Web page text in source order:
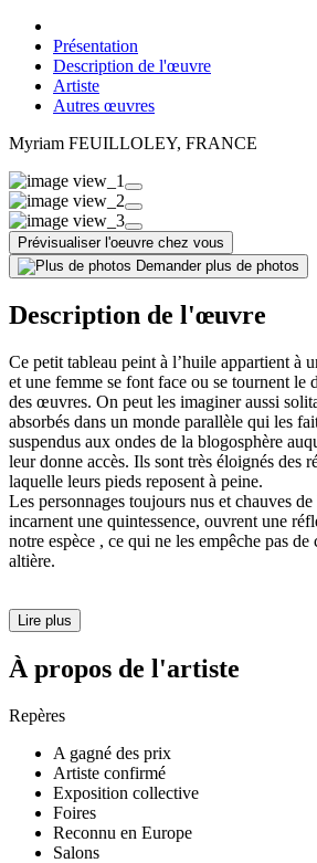
Présentation
Description de l'œuvre
Artiste
Autres œuvres
Myriam FEUILLOLEY, FRANCE
Prévisualiser l'oeuvre chez vous
Demander plus de photos
Description de l'œuvre
Ce petit tableau peint à l’huile appartient à
et une femme se font face ou se tournent le
des œuvres. On peut les imaginer aussi
absorbés dans un monde parallèle qui les
suspendus aux ondes de la blogosphère
leur donne accès. Ils sont très éloignés des
laquelle leurs pieds reposent à peine.
Les personnages toujours nus et chauves
incarnent une quintessence, ouvrent une
notre espèce , ce qui ne les empêche pas
altière.
Lire plus
À propos de l'artiste
Repères
A gagné des prix
Artiste confirmé
Exposition collective
Foires
Reconnu en Europe
Salons